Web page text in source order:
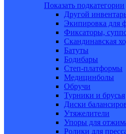
Показать подкатегории
Другой
Экипировка для
Фиксаторы,
Скандинавская
Батуты
Бодибары
Степ-платформы
Медицинболы
Обручи
Турники и брусья
Диски
Утяжелители
Упоры для
Ролики для